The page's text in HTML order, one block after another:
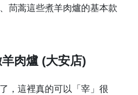
茼蒿這些煮羊肉爐的基本款
肉爐 (大安店)
，這裡真的可以「宰」很